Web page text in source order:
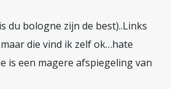
du bologne zijn de best)..Links
die vind ik zelf ok…hate
is een magere afspiegeling van